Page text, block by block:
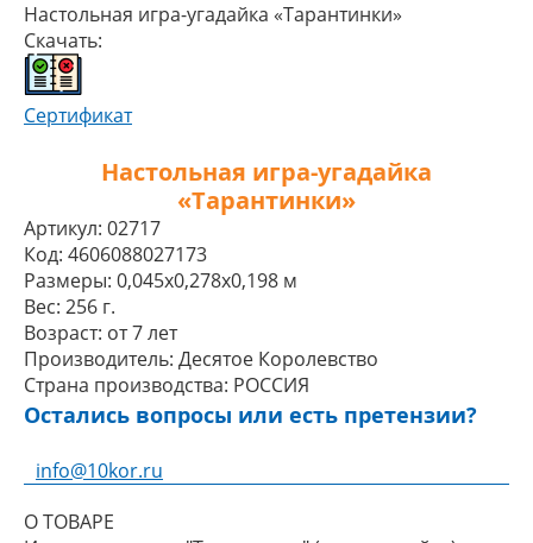
Настольная игра-угадайка «Тарантинки»
Скачать:
Сертификат
Настольная игра-угадайка
«Тарантинки»
Артикул: 02717
Код: 4606088027173
Размеры: 0,045x0,278x0,198 м
Вес: 256 г.
Возраст: от 7 лет
Производитель: Десятое Королевство
Страна производства: РОССИЯ
Остались вопросы или есть претензии?
info@10kor.ru
О ТОВАРЕ